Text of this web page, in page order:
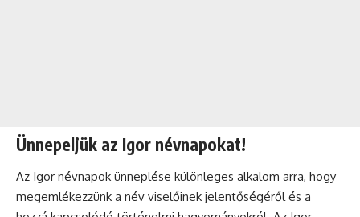
Ünnepeljük az Igor névnapokat!
Az Igor névnapok ünneplése különleges alkalom arra, hogy
megemlékezzünk a név viselőinek jelentőségéről és a